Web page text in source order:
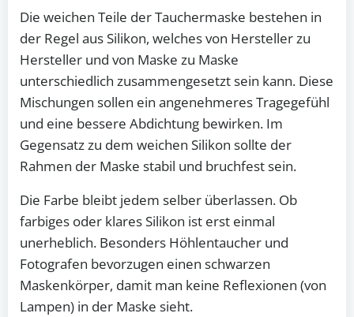
Die weichen Teile der Tauchermaske bestehen in
der Regel aus Silikon, welches von Hersteller zu
Hersteller und von Maske zu Maske
unterschiedlich zusammengesetzt sein kann. Diese
Mischungen sollen ein angenehmeres Tragegefühl
und eine bessere Abdichtung bewirken. Im
Gegensatz zu dem weichen Silikon sollte der
Rahmen der Maske stabil und bruchfest sein.
Die Farbe bleibt jedem selber überlassen. Ob
farbiges oder klares Silikon ist erst einmal
unerheblich. Besonders Höhlentaucher und
Fotografen bevorzugen einen schwarzen
Maskenkörper, damit man keine Reflexionen (von
Lampen) in der Maske sieht.